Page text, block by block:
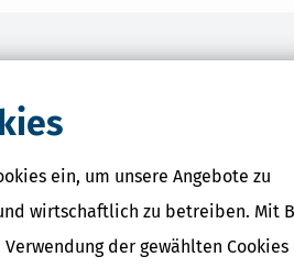
ein, um unsere Angebote zu
wirtschaftlich zu betreiben. Mit
der gewählten Cookies